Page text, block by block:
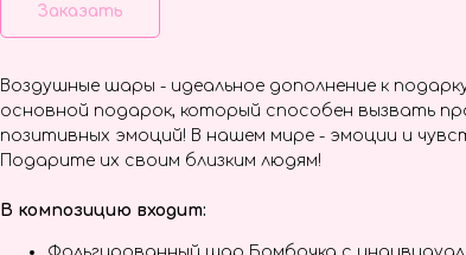
Заказать
Воздушные шары - идеальное дополнение к
основной подарок, который способен вызвать
позитивных эмоций! В нашем мире - эмоции и
Подарите их своим близким людям!
В композицию входит: